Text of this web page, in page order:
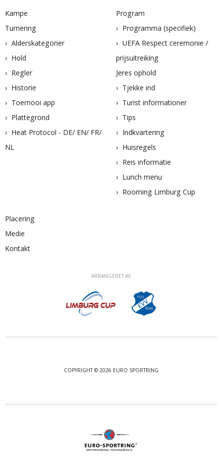
Kampe
Turnering
Alderskategorier
Hold
Regler
Historie
Toernooi app
Plattegrond
Heat Protocol - DE/ EN/ FR/
NL
Program
Programma (specifiek)
UEFA Respect ceremonie /
prijsuitreiking
Jeres ophold
Tjekke ind
Turist informationer
Tips
Indkvartering
Huisregels
Reis informatie
Lunch menu
Rooming Limburg Cup
Placering
Medie
Kontakt
ARRANGERET AF
COPYRIGHT © 2026 EURO SPORTRING